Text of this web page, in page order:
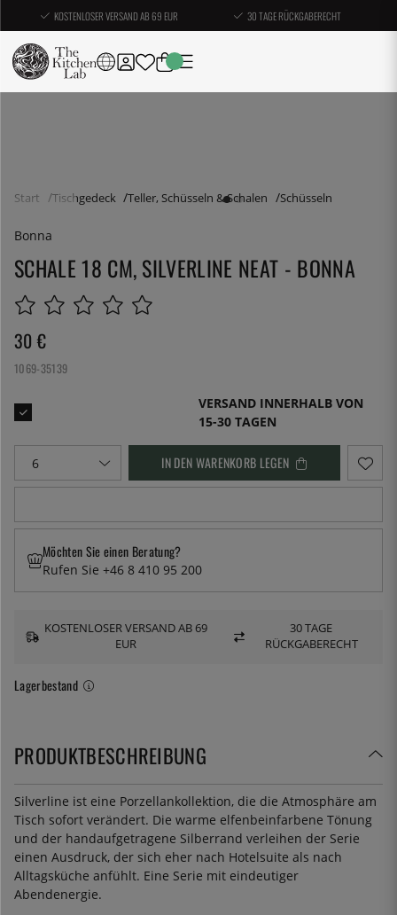
KOSTENLOSER VERSAND AB 69 EUR 30 TAGE RÜCKGABERECHT
Start Tischgedeck Teller, Schüsseln & Schalen Schüsseln
Bonna
SCHALE 18 CM, SILVERLINE NEAT - BONNA
30 €
1069-35139
VERSAND INNERHALB VON
15-30 TAGEN
IN DEN WARENKORB LEGEN
Lagerbestand
Möchten Sie einen Beratung?
Rufen Sie +46 8 410 95 200
KOSTENLOSER VERSAND AB 69
EUR
30 TAGE
RÜCKGABERECHT
PRODUKTBESCHREIBUNG
Silverline ist eine Porzellankollektion, die die Atmosphäre am
Tisch sofort verändert. Die warme elfenbeinfarbene Tönung
und der handaufgetragene Silberrand verleihen der Serie
einen Ausdruck, der sich eher nach Hotelsuite als nach
Alltagsküche anfühlt. Eine Serie mit eindeutiger
Abendenergie.